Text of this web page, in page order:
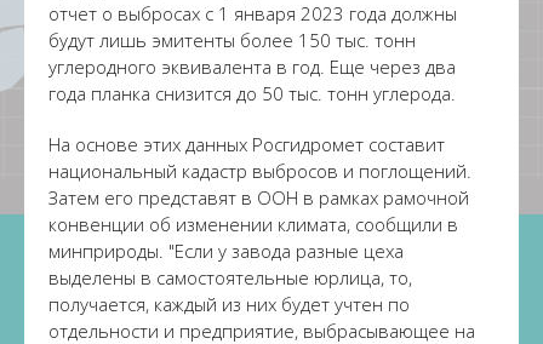
отчет о выбросах с 1 января 2023 года должны
будут лишь эмитенты более 150 тыс. тонн
углеродного эквивалента в год. Еще через два
года планка снизится до 50 тыс. тонн углерода.
На основе этих данных Росгидромет составит
национальный кадастр выбросов и поглощений.
Затем его представят в ООН в рамках рамочной
конвенции об изменении климата, сообщили в
минприроды. "Если у завода разные цеха
выделены в самостоятельные юрлица, то,
получается, каждый из них будет учтен по
отдельности и предприятие, выбрасывающее на